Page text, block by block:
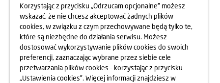
Korzystając z przycisku „Odrzucam opcjonalne” możesz
wskazać, że nie chcesz akceptować żadnych plików
cookies, w związku z czym przechowywane będą tylko te,
które są niezbędne do działania serwisu. Możesz
dostosować wykorzystywanie plików cookies do swoich
preferencji, zaznaczając wybrane przez siebie cele
przetwarzania plików cookies - korzystając z przycisku
„Ustawienia cookies”. Więcej informacji znajdziesz w